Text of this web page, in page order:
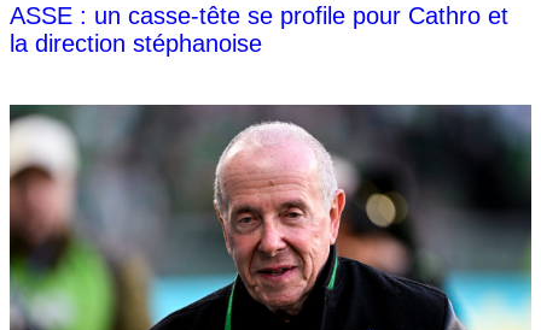
ASSE : un casse-tête se profile pour Cathro et
la direction stéphanoise